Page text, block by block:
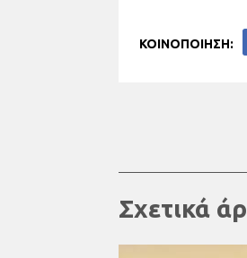
ΚΟΙΝΟΠΟΙΗΣΗ:
Σχετικά